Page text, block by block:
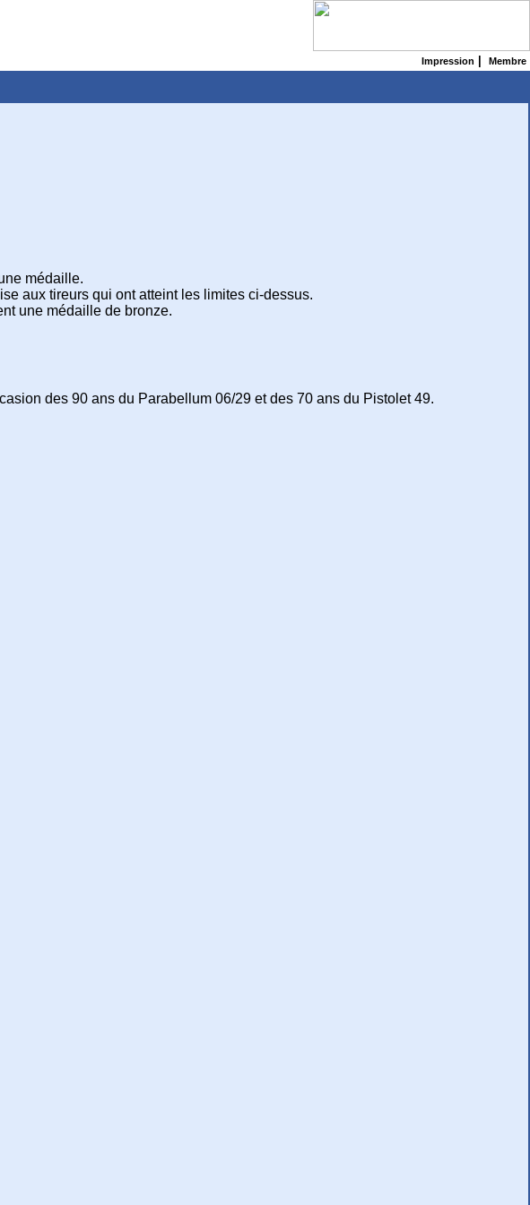
Impression Membre
médaille.
aux tireurs qui ont atteint les limites ci-dessus.
une médaille de bronze.
des 90 ans du Parabellum 06/29 et des 70 ans du Pistolet 49.